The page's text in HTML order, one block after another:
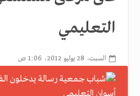
التعليمي
السبت، 28 يوليو 2012، 1:06 ص